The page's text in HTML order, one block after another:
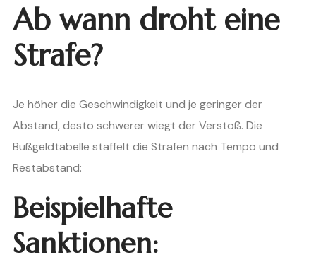
Ab wann droht eine
Strafe?
Je höher die Geschwindigkeit und je geringer der
Abstand, desto schwerer wiegt der Verstoß. Die
Bußgeldtabelle staffelt die Strafen nach Tempo und
Restabstand:
Beispielhafte
Sanktionen: